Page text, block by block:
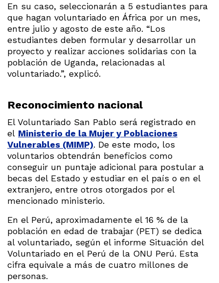
En su caso, seleccionarán a 5 estudiantes para
que hagan voluntariado en África por un mes,
entre julio y agosto de este año. “Los
estudiantes deben formular y desarrollar un
proyecto y realizar acciones solidarias con la
población de Uganda, relacionadas al
voluntariado.”, explicó.
Reconocimiento nacional
El Voluntariado San Pablo será registrado en
el Ministerio de la Mujer y Poblaciones
Vulnerables (MIMP). De este modo, los
voluntarios obtendrán beneficios como
conseguir un puntaje adicional para postular a
becas del Estado y estudiar en el país o en el
extranjero, entre otros otorgados por el
mencionado ministerio.
En el Perú, aproximadamente el 16 % de la
población en edad de trabajar (PET) se dedica
al voluntariado, según el informe Situación del
Voluntariado en el Perú de la ONU Perú. Esta
cifra equivale a más de cuatro millones de
personas.